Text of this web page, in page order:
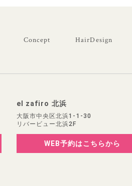
Concept HairDesign
el zafiro 北浜
大阪市中央区北浜1-1-30
リバービュー北浜2F
WEB予約はこちらから